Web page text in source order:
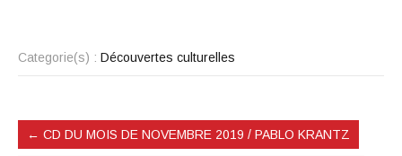
Categorie(s) : Découvertes culturelles
← CD DU MOIS DE NOVEMBRE 2019 / PABLO KRANTZ